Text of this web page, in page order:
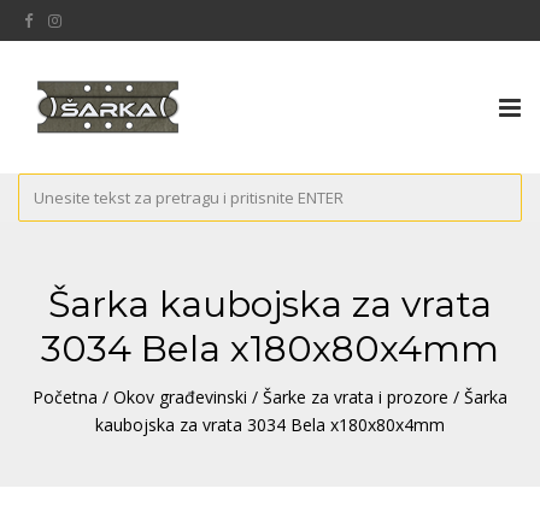
Šarka kaubojska za vrata
3034 Bela x180x80x4mm
Početna / Okov građevinski / Šarke za vrata i prozore / Šarka
kaubojska za vrata 3034 Bela x180x80x4mm